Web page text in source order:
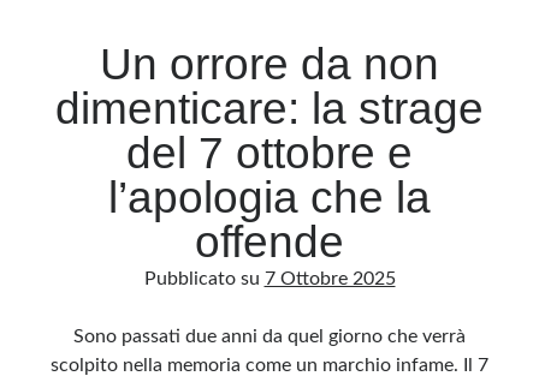
Un orrore da non
dimenticare: la strage
del 7 ottobre e
l’apologia che la
offende
Pubblicato su 7 Ottobre 2025
Sono passati due anni da quel giorno che verrà
scolpito nella memoria come un marchio infame. Il 7